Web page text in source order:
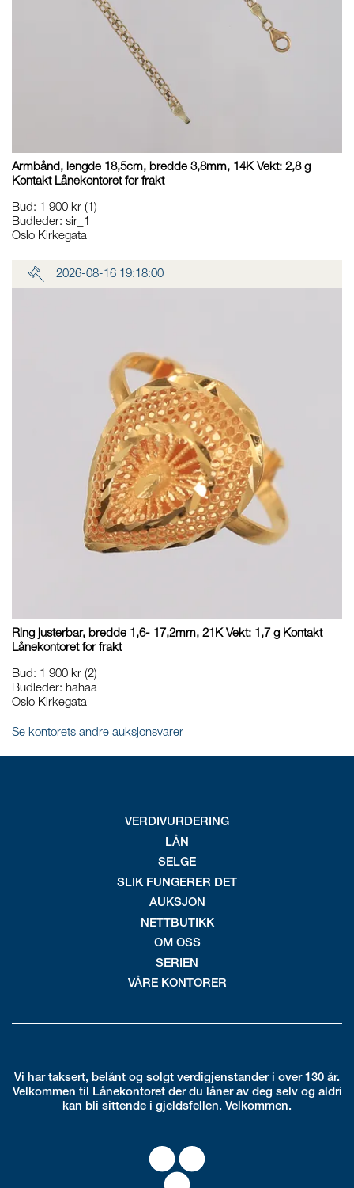
Armbånd, lengde 18,5cm, bredde 3,8mm, 14K Vekt: 2,8 g
Kontakt Lånekontoret for frakt
Bud: 1 900 kr (1)
Budleder: sir_1
Oslo Kirkegata
2026-08-16 19:18:00
Ring justerbar, bredde 1,6- 17,2mm, 21K Vekt: 1,7 g Kontakt
Lånekontoret for frakt
Bud: 1 900 kr (2)
Budleder: hahaa
Oslo Kirkegata
Se kontorets andre auksjonsvarer
VERDIVURDERING
LÅN
SELGE
SLIK FUNGERER DET
AUKSJON
NETTBUTIKK
OM OSS
SERIEN
VÅRE KONTORER
Vi har taksert, belånt og solgt verdigjenstander i over 130 år.
Velkommen til Lånekontoret der du låner av deg selv og aldri
kan bli sittende i gjeldsfellen. Velkommen.